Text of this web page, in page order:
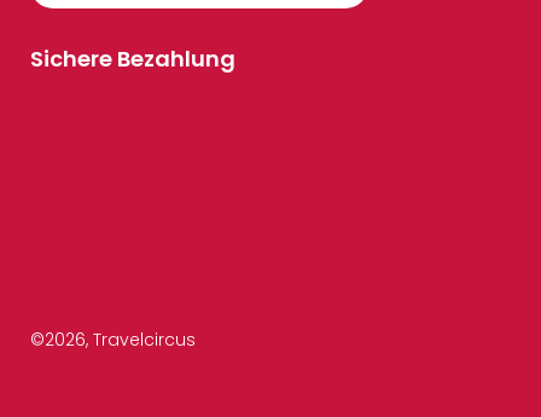
Sichere Bezahlung
©2026, Travelcircus